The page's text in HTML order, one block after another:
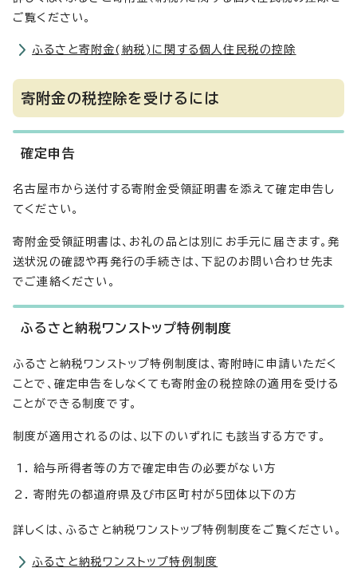
ご覧ください。
ふるさと寄附金(納税)に関する個人住民税の控除
寄附金の税控除を受けるには
確定申告
名古屋市から送付する寄附金受領証明書を添えて確定申告し
てください。
寄附金受領証明書は、お礼の品とは別にお手元に届きます。発
送状況の確認や再発行の手続きは、下記のお問い合わせ先ま
でご連絡ください。
ふるさと納税ワンストップ特例制度
ふるさと納税ワンストップ特例制度は、寄附時に申請いただく
ことで、確定申告をしなくても寄附金の税控除の適用を受ける
ことができる制度です。
制度が適用されるのは、以下のいずれにも該当する方です。
給与所得者等の方で確定申告の必要がない方
寄附先の都道府県及び市区町村が5団体以下の方
詳しくは、ふるさと納税ワンストップ特例制度をご覧ください。
ふるさと納税ワンストップ特例制度